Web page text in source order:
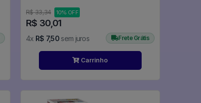
Dattebayo! - Naruto Shippuden
R$ 33,34 10% OFF
R$ 30,01
4x R$ 7,50 sem juros Frete Grátis
Carrinho